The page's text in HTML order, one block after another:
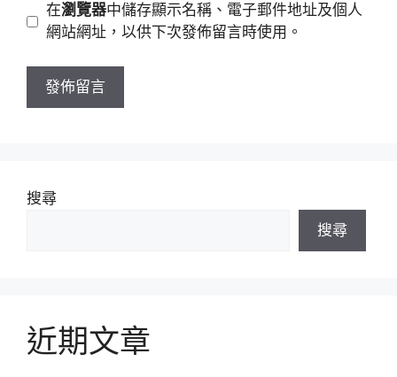
址
站
址
在瀏覽器中儲存顯示名稱、電子郵件地址及個人
網站網址，以供下次發佈留言時使用。
搜尋
搜尋
近期文章